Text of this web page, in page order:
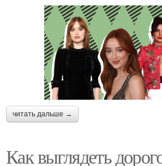
читать дальше →
Как выглядеть